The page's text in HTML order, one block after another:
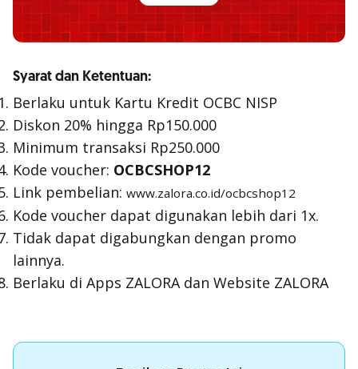
Syarat dan Ketentuan:
Berlaku untuk Kartu Kredit OCBC NISP
Diskon 20% hingga Rp150.000
Minimum transaksi Rp250.000
Kode voucher: OCBCSHOP12
Link pembelian: www.zalora.co.id/ocbcshop12
Kode voucher dapat digunakan lebih dari 1x.
Tidak dapat digabungkan dengan promo
lainnya.
Berlaku di Apps ZALORA dan Website ZALORA